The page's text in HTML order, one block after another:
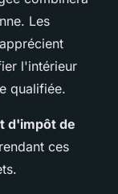
Les
l'intérieur
qualifiée.
d'impôt de
ces